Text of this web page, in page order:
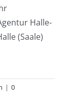
Halle-
(Saale)
| 0